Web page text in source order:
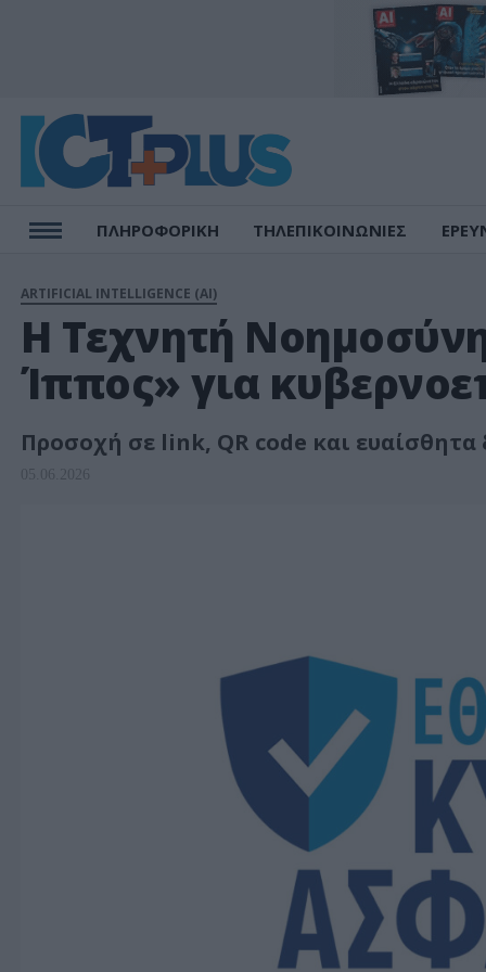
ΠΛΗΡΟΦΟΡΙΚΗ ΤΗΛΕΠΙΚΟΙΝΩΝΙΕΣ
ARTIFICIAL INTELLIGENCE (AI)
Η Τεχνητή
Ίππος» για
Προσοχή σε link, QR code και ευαίσθητα
05.06.2026